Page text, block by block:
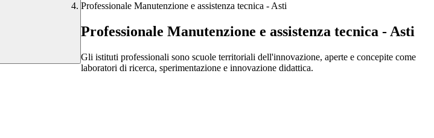
Professionale Manutenzione e assistenza tecnica - Asti
Professionale Manutenzione e assistenza tecnica - Asti
Gli istituti professionali sono scuole territoriali dell'innovazione, aperte e concepite come
laboratori di ricerca, sperimentazione e innovazione didattica.